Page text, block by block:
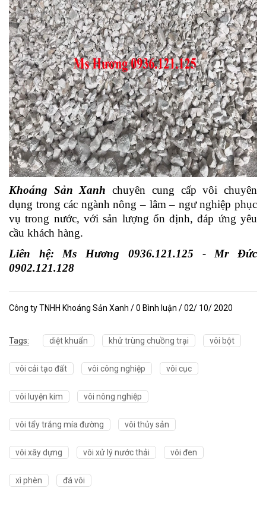
Khoáng Sản Xanh chuyên cung cấp vôi chuyên
dụng trong các ngành nông – lâm – ngư nghiệp phục
vụ trong nước, với sản lượng ổn định, đáp ứng yêu
cầu khách hàng.
Liên hệ: Ms Hương 0936.121.125 - Mr Đức
0902.121.128
Công ty TNHH Khoáng Sản Xanh / 0 Bình luận / 02/ 10/ 2020
Tags: diệt khuẩn khử trùng chuồng trại vôi bột
vôi cải tạo đất vôi công nghiệp vôi cục
vôi luyện kim vôi nông nghiệp
vôi tẩy trắng mía đường vôi thủy sản
vôi xây dựng vôi xử lý nước thải vôi đen
xì phèn đá vôi